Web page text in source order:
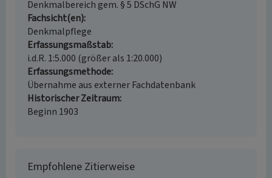
Denkmalbereich gem. § 5 DSchG NW
Fachsicht(en)
Denkmalpflege
Erfassungsmaßstab
i.d.R. 1:5.000 (größer als 1:20.000)
Erfassungsmethode
Übernahme aus externer Fachdatenbank
Historischer Zeitraum
Beginn 1903
Empfohlene Zitierweise